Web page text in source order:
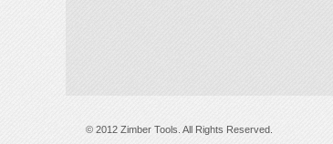
© 2012 Zimber Tools. All Rights Reserved.